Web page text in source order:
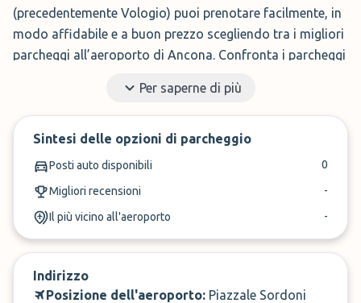
(precedentemente Vologio) puoi prenotare facilmente, in
modo affidabile e a buon prezzo scegliendo tra i migliori
parcheggi all’aeroporto di Ancona. Confronta i parcheggi
Preferisci un parcheggio a basso costo? All’aperto o al
lunga sosta o per poco tempo? ParkMundo mette al tuo
servizio il miglior parcheggio Ancona aeroporto. Facile ed
economico, non devi far altro che cliccare!
Per saperne di più
Sintesi delle opzioni di parcheggio
Posti auto disponibili 0
Migliori recensioni -
Il più vicino all'aeroporto -
Indirizzo
Posizione dell'aeroporto: Piazzale Sordoni